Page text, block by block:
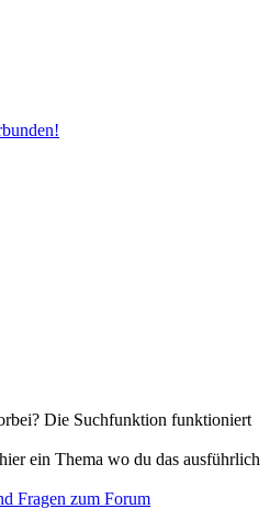
Die Suchfunktion funktioniert
ein Thema wo du das ausführlich
Fragen zum Forum